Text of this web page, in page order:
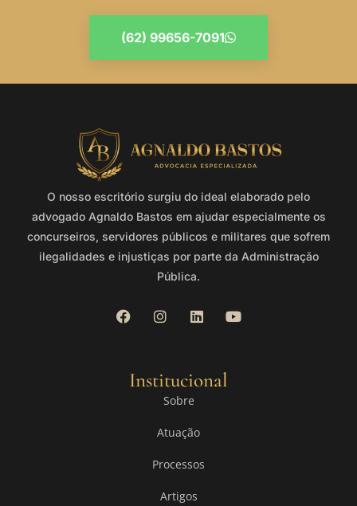
(62) 99656-7091
O nosso escritório surgiu do ideal elaborado pelo
advogado Agnaldo Bastos em ajudar especialmente os
concurseiros, servidores públicos e militares que sofrem
ilegalidades e injustiças por parte da Administração
Pública.
Institucional
Sobre
Atuação
Processos
Artigos